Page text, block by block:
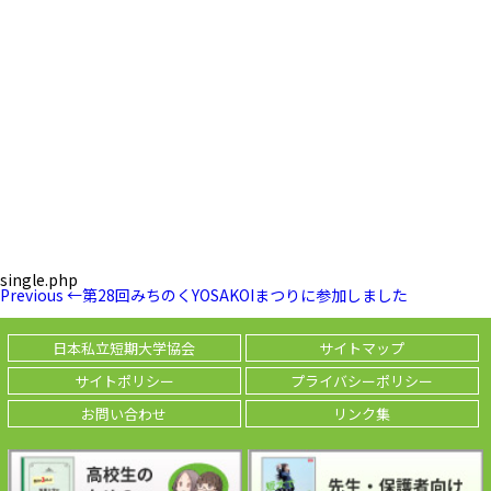
single.php
投
ナ
ビ
ゲ
ー
ョ
Previous
Previous ←第28回みちのくYOSAKOIまつりに参加しました
日本私立短期大学協会
サイトマップ
サイトポリシー
プライバシーポリシー
お問い合わせ
リンク集